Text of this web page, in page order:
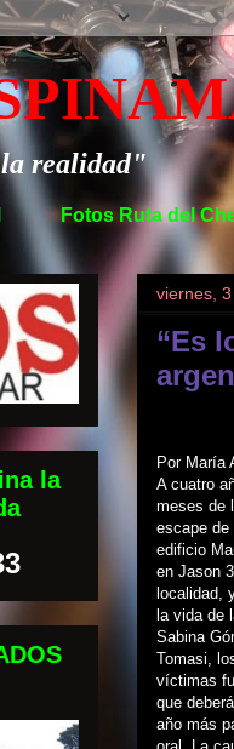
realidad"
Fotos Ruta del
viernes,
“Es
Por María
A cuatro
meses de
escape de
edificio
en Jason
localidad,
la vida de
Sabina
Tomasi,
víctimas
que
año más
la